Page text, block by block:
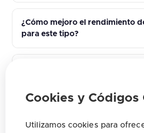
¿Cómo mejoro el rendimiento
para este tipo?
Encuentra todas las
Cookies y Códigos
Utilizamos cookies para